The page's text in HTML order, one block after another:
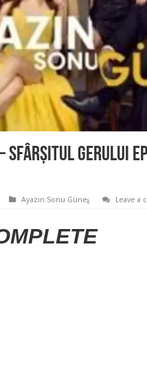
– Sfârșitul gerului
Ayazın Sonu Güneş Leave a